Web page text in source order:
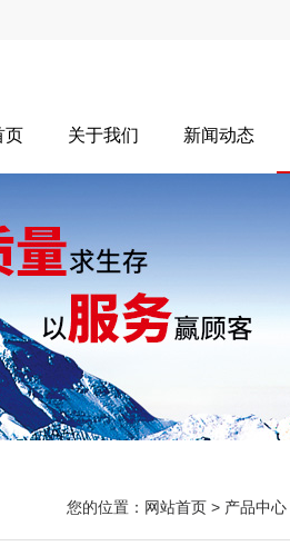
页 关于我们 新闻动态
您的位置： 网站首页 > 产品中心